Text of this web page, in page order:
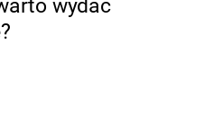
wydać